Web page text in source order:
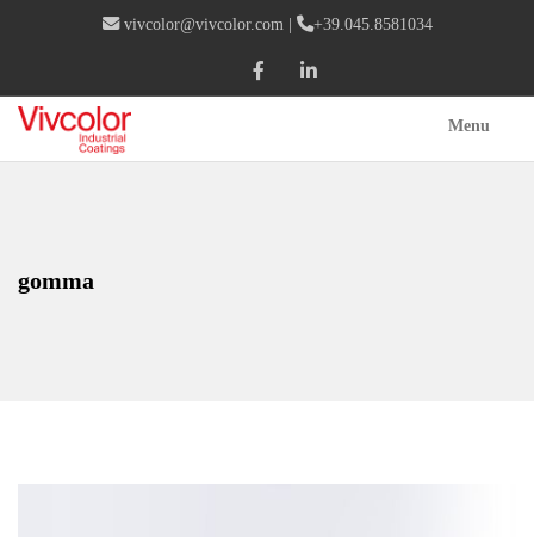
vivcolor@vivcolor.com | +39.045.8581034
Menu
gomma